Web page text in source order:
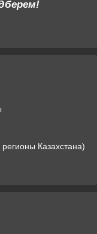
Казахстана)